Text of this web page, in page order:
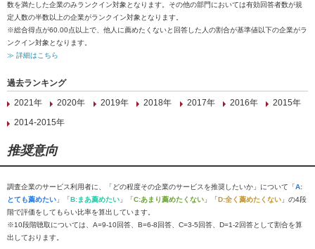
数を満たした企業のみランクイン対象となります。その他の部門においては有効回答者数が規
定人数の半数以上の企業がランクイン対象となります。
※総合得点が60.00点以上で、他人に薦めたくないと回答した人の割合が基準値以下の企業がラ
ンクイン対象となります。
≫ 詳細はこちら
過去ランキング
2021年
2020年 2019年 2018年 2017年 2016年
2015年
2014-2015年
推奨意向
調査企業のサービス利用者に、「どの程度その企業のサービスを推奨したいか」について「A:
とても薦めたい 」「B:まあ薦めたい 」「C:あまり薦めたくない 」「D:全く薦めたくない 」の4段
階で評価をしてもらい比率を算出しています。
※10段階聴取については、A=9-10回答、B=6-8回答、C=3-5回答、D=1-2回答として割合を算
出しております。